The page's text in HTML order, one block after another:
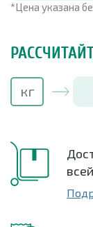
*Цена указана